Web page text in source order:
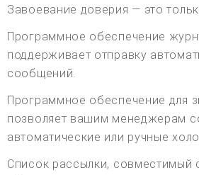
Завоевание доверия — это
Программное обеспечение
поддерживает отправку
сообщений.
Программное обеспечение для
позволяет вашим менеджерам
автоматические или ручные
Список рассылки, совместимый